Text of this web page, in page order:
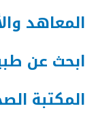
المعاهد
ابحث عن
المكتبة